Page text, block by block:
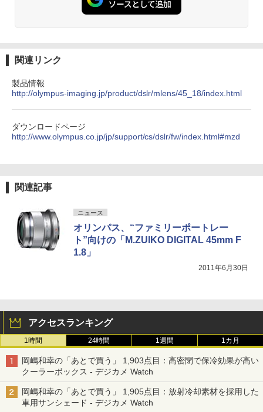
関連リンク
製品情報
http://olympus-imaging.jp/product/dslr/mlens/45_18/index.html
ダウンロードページ
http://www.olympus.co.jp/jp/support/cs/dslr/fw/index.html#mzd
関連記事
ニュース
オリンパス、“ファミリーポートレー
ト”向けの「M.ZUIKO DIGITAL 45mm F
1.8」
2011年6月30日
アクセスランキング
1時間 24時間 1週間 1カ月
岡嶋和幸の「あとで買う」 1,903点目：高密閉で保冷効果が高い
クーラーボックス - デジカメ Watch
岡嶋和幸の「あとで買う」 1,905点目：放射冷却素材を採用した
車用サンシェード - デジカメ Watch